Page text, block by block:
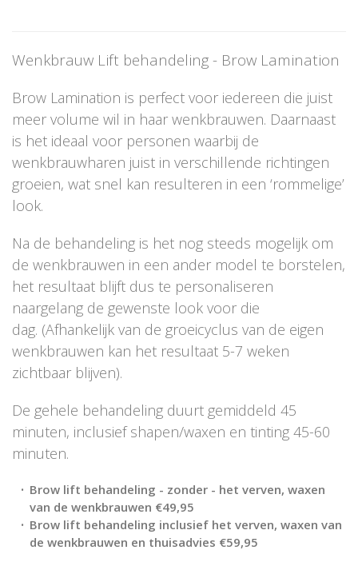
Wenkbrauw Lift behandeling - Brow Lamination
Brow Lamination is perfect voor iedereen die juist
meer volume wil in haar wenkbrauwen. Daarnaast
is het ideaal voor personen waarbij de
wenkbrauwharen juist in verschillende richtingen
groeien, wat snel kan resulteren in een ‘rommelige’
look.
Na de behandeling is het nog steeds mogelijk om
de wenkbrauwen in een ander model te borstelen,
het resultaat blijft dus te personaliseren
naargelang de gewenste look voor die
dag. (Afhankelijk van de groeicyclus van de eigen
wenkbrauwen kan het resultaat 5-7 weken
zichtbaar blijven).
De gehele behandeling duurt gemiddeld 45
minuten, inclusief shapen/waxen en tinting 45-60
minuten.
Brow lift behandeling - zonder - het verven, waxen
van de wenkbrauwen €49,95
Brow lift behandeling inclusief het verven, waxen van
de wenkbrauwen en thuisadvies €59,95